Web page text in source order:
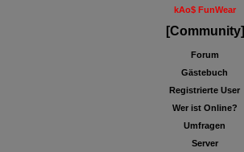
kAo$ FunWear
[Community]
Forum
Gästebuch
Registrierte User
Wer ist Online?
Umfragen
Server